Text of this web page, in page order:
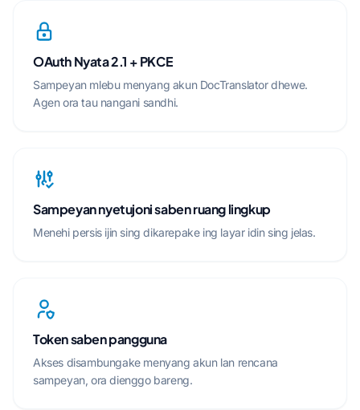
OAuth Nyata 2.1 + PKCE
Sampeyan mlebu menyang akun DocTranslator dhewe.
Agen ora tau nangani sandhi.
Sampeyan nyetujoni saben ruang lingkup
Menehi persis ijin sing dikarepake ing layar idin sing jelas.
Token saben pangguna
Akses disambungake menyang akun lan rencana
sampeyan, ora dienggo bareng.